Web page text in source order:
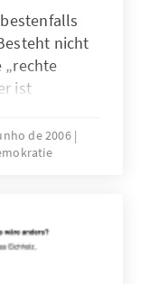
nicht
„rechte
ist
de 2006